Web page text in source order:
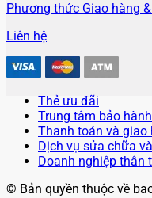
Phương thức Giao hàng
Liên hệ
Thẻ ưu đãi
Trung tâm bảo hành
Thanh toán và giao
Dịch vụ sửa chữa
Doanh nghiệp thân
© Bản quyền thuộc về